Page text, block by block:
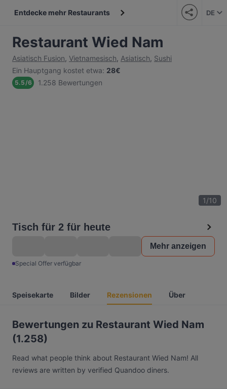
Entdecke mehr Restaurants DE
Restaurant Wied Nam
Asiatisch Fusion, Vietnamesisch, Asiatisch, Sushi
Ein Hauptgang kostet etwa: 28€
5.5/6 1.258 Bewertungen
1/10
Tisch für 2 für heute
Mehr anzeigen
Special Offer verfügbar
Speisekarte Bilder Rezensionen Über
Bewertungen zu Restaurant Wied Nam
(1.258)
Read what people think about Restaurant Wied Nam! All
reviews are written by verified Quandoo diners.